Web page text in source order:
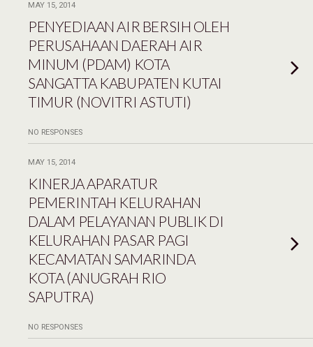
MAY 15, 2014
PENYEDIAAN AIR BERSIH OLEH
PERUSAHAAN DAERAH AIR
MINUM (PDAM) KOTA
SANGATTA KABUPATEN KUTAI
TIMUR (NOVITRI ASTUTI)
NO RESPONSES
MAY 15, 2014
KINERJA APARATUR
PEMERINTAH KELURAHAN
DALAM PELAYANAN PUBLIK DI
KELURAHAN PASAR PAGI
KECAMATAN SAMARINDA
KOTA (ANUGRAH RIO
SAPUTRA)
NO RESPONSES